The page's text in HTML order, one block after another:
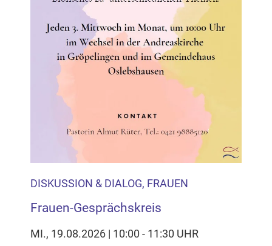
DISKUSSION & DIALOG, FRAUEN
Frauen-Gesprächskreis
MI., 19.08.2026 | 10:00 - 11:30 UHR